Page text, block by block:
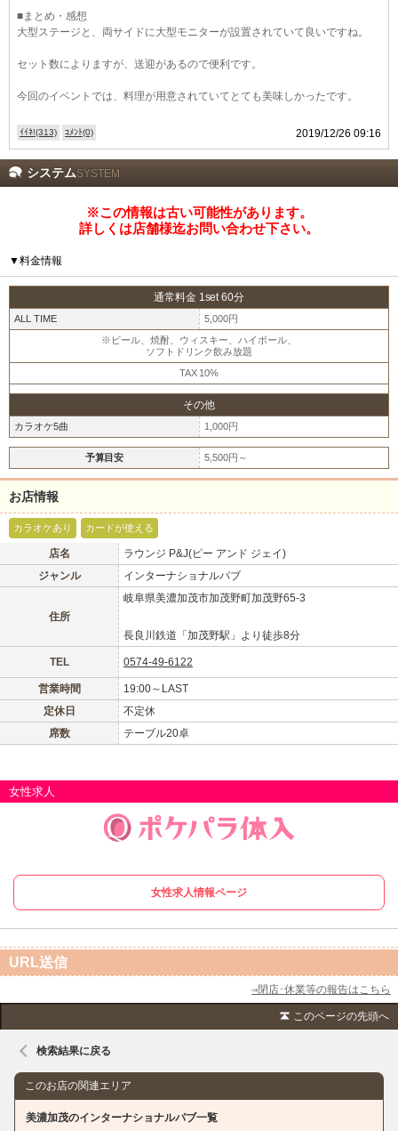
■まとめ・感想
大型ステージと、両サイドに大型モニターが設置されていて良いですね。
セット数によりますが、送迎があるので便利です。
今回のイベントでは、料理が用意されていてとても美味しかったです。
ｲｲﾈ!(313) ｺﾒﾝﾄ(0) 2019/12/26 09:16
システムSYSTEM
※この情報は古い可能性があります。
詳しくは店舗様迄お問い合わせ下さい。
▼料金情報
通常料金 1set 60分
ALL TIME
5,000円
※ビール、焼酎、ウィスキー、ハイボール、
ソフトドリンク飲み放題
TAX 10%
その他
カラオケ5曲 1,000円
予算目安 5,500円～
お店情報
カラオケあり カードが使える
店名
ラウンジ P&J(ピー アンド ジェイ)
ジャンル
インターナショナルパブ
住所
岐阜県美濃加茂市加茂野町加茂野65-3
長良川鉄道「加茂野駅」より徒歩8分
TEL 0574-49-6122
営業時間
19:00～LAST
定休日
不定休
席数
テーブル20卓
女性求人
女性求人情報ページ
URL送信
⇒閉店･休業等の報告はこちら
このページの先頭へ
検索結果に戻る
このお店の関連エリア
美濃加茂のインターナショナルパブ一覧